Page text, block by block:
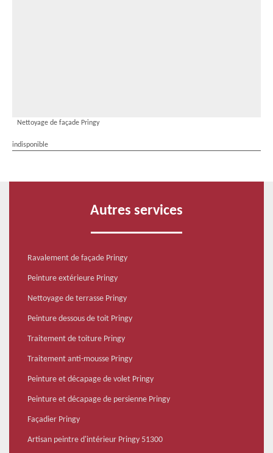
Nettoyage de façade Pringy
indisponible
Autres services
Ravalement de façade Pringy
Peinture extérieure Pringy
Nettoyage de terrasse Pringy
Peinture dessous de toit Pringy
Traitement de toiture Pringy
Traitement anti-mousse Pringy
Peinture et décapage de volet Pringy
Peinture et décapage de persienne Pringy
Façadier Pringy
Artisan peintre d'intérieur Pringy 51300